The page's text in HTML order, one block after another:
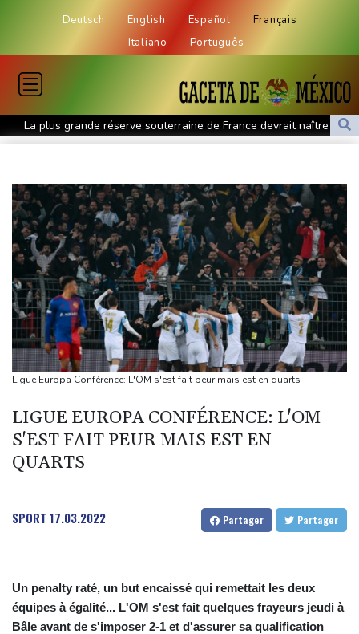
Deutsch English Español
Français
Italiano
Português
La plus grande réserve souterraine de France devrait naître en
Ariège en 2027
pour le millésime 2026
A huit mois de la présidentielle, les ingérences russes se
multiplient
Kenya: les eaux des lacs montent, les populations à la merci des
crocodiles
Le Centre renforcé d'urgences psychiatriques de Saint-Denis,
modèle apaisant bientôt copié
Masters 1000 de Montréal: Fils évite le piège Svajda, Monfils fait
ses adieux
Corses venant vivre dans l'île
L'Iran dit s'être accordé avec Oman sur Ormuz, mais la
réouverture dépendra de Washington
Masters 1000 de Montréal: Zverev éliminé, Auger-Aliassime
Ligue Europa Conférence: L'OM s'est fait peur mais est en quarts
LIGUE EUROPA CONFÉRENCE: L'OM
S'EST FAIT PEUR MAIS EST EN
QUARTS
SPORT 17.03.2022 Partager Partager
Un penalty raté, un but encaissé qui remettait les deux
équipes à égalité... L'OM s'est fait quelques frayeurs jeudi à
Bâle avant de s'imposer 2-1 et d'assurer sa qualification